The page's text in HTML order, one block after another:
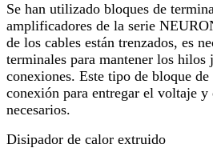
Se han utilizado bloques de
amplificadores de la serie
de los cables están trenzados, es
terminales para mantener los hilos
conexiones. Este tipo de bloque
conexión para entregar el voltaje
necesarios.
Disipador de calor extruido